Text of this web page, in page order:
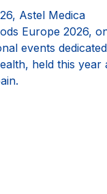
Astel Medica
Europe 2026,
events
held this year